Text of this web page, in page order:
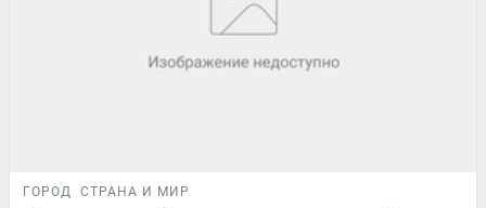
ГОРОД СТРАНА И МИР